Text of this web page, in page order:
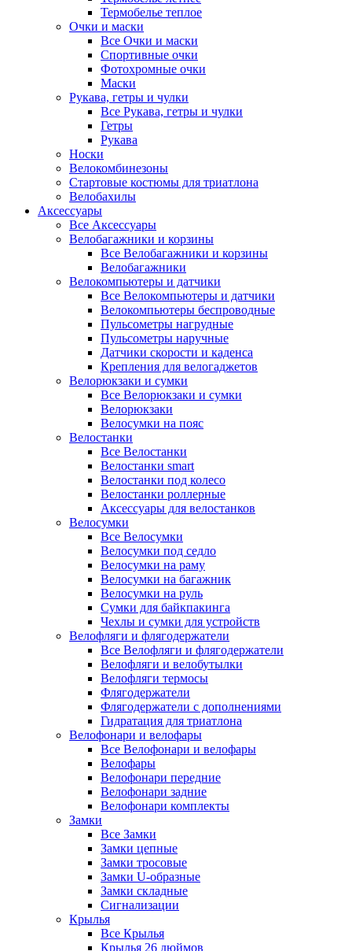
Термобелье теплое
Очки и маски
Все Очки и маски
Спортивные очки
Фотохромные очки
Маски
Рукава, гетры и чулки
Все Рукава, гетры и чулки
Гетры
Рукава
Носки
Велокомбинезоны
Стартовые костюмы для триатлона
Велобахилы
Аксессуары
Все Аксессуары
Велобагажники и корзины
Все Велобагажники и корзины
Велобагажники
Велокомпьютеры и датчики
Все Велокомпьютеры и датчики
Велокомпьютеры беспроводные
Пульсометры нагрудные
Пульсометры наручные
Датчики скорости и каденса
Крепления для велогаджетов
Велорюкзаки и сумки
Все Велорюкзаки и сумки
Велорюкзаки
Велосумки на пояс
Велостанки
Все Велостанки
Велостанки smart
Велостанки под колесо
Велостанки роллерные
Аксессуары для велостанков
Велосумки
Все Велосумки
Велосумки под седло
Велосумки на раму
Велосумки на багажник
Велосумки на руль
Сумки для байкпакинга
Чехлы и сумки для устройств
Велофляги и флягодержатели
Все Велофляги и флягодержатели
Велофляги и велобутылки
Велофляги термосы
Флягодержатели
Флягодержатели с дополнениями
Гидратация для триатлона
Велофонари и велофары
Все Велофонари и велофары
Велофары
Велофонари передние
Велофонари задние
Велофонари комплекты
Замки
Все Замки
Замки цепные
Замки тросовые
Замки U-образные
Замки складные
Сигнализации
Крылья
Все Крылья
Крылья 26 дюймов